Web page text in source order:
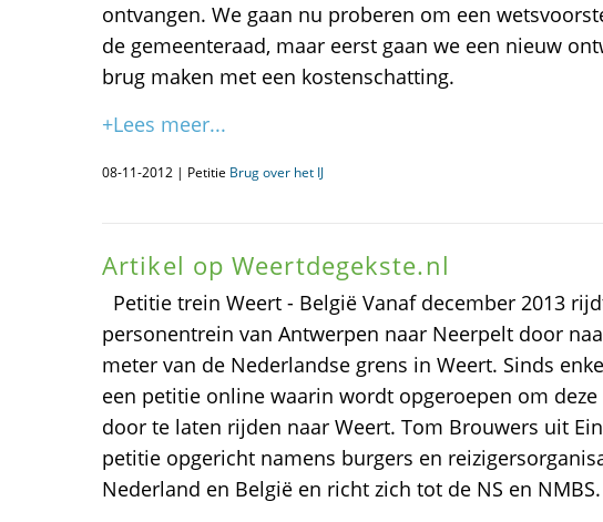
ontvangen. We gaan nu proberen om een
de gemeenteraad, maar eerst gaan we een nieuw
brug maken met een kostenschatting.
+Lees meer...
08-11-2012 | Petitie Brug over het IJ
Artikel op Weertdegekste.nl
Petitie trein Weert - België Vanaf december 2013
personentrein van Antwerpen naar Neerpelt door
meter van de Nederlandse grens in Weert. Sinds
een petitie online waarin wordt opgeroepen om
door te laten rijden naar Weert. Tom Brouwers uit
petitie opgericht namens burgers en
Nederland en België en richt zich tot de NS en NMBS.